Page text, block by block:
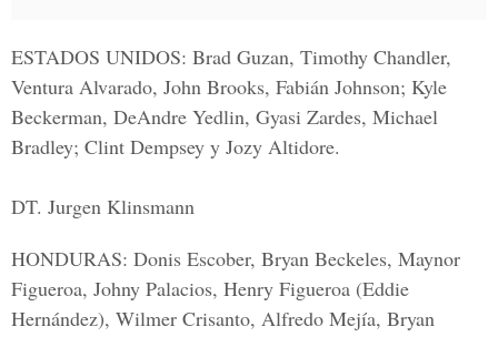
ESTADOS UNIDOS: Brad Guzan, Timothy Chandler,
Ventura Alvarado, John Brooks, Fabián Johnson; Kyle
Beckerman, DeAndre Yedlin, Gyasi Zardes, Michael
Bradley; Clint Dempsey y Jozy Altidore.
DT. Jurgen Klinsmann
HONDURAS: Donis Escober, Bryan Beckeles, Maynor
Figueroa, Johny Palacios, Henry Figueroa (Eddie
Hernández), Wilmer Crisanto, Alfredo Mejía, Bryan